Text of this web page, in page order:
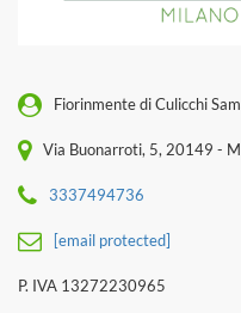
Fiorinmente di Culicchi
Via Buonarroti, 5, 20149 -
3337494736
[email protected]
P. IVA 13272230965